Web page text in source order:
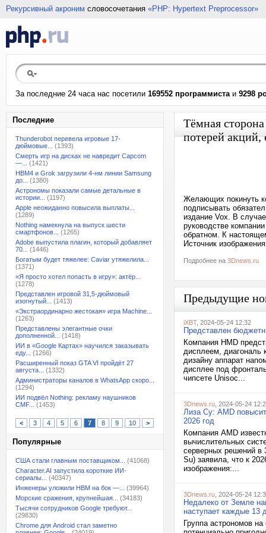
Рекурсивный акроним словосочетания «PHP: Hypertext Preprocessor»
За последние 24 часа нас посетили 169552 программистаи 9298
Последние
Thunderobot перевела игровые 17-
дюймовые...
(1393)
Смерть игр на дисках не навредит Capcom
—...
(1421)
HBM4 и Grok загрузили 4-нм линии Samsung
до...
(1380)
Астрономы показали самые детальные в
истории...
(1197)
Apple неожиданно повысила выплаты...
(1289)
Nothing намекнула на выпуск шести
смартфонов...
(1265)
Adobe выпустила плагин, который добавляет
70...
(1446)
Богатым будет тяжелее: Caviar утяжелила...
(1371)
«Я просто хотел попасть в игру»: актёр...
(1278)
Представлен игровой 31,5-дюймовый
изогнутый...
(1413)
«Экстраординарно жестокая» игра Machine...
(1263)
Представлены элегантные очки
дополненной...
(1418)
ИИ в «Google Картах» научился заказывать
еду...
(1266)
Расширенный показ GTA VI пройдёт 27
августа...
(1332)
Администраторы каналов в WhatsApp скоро...
(1294)
ИИ подвёл Nothing: рекламу наушников
CMF...
(1453)
< 3 4 5 6 7 8 9 10 >
Популярные
США стали главным поставщиком...
(41068)
Character.AI запустила короткие ИИ-
сериалы...
(40347)
Инженеры уложили HBM на бок —...
(39964)
Морские сражения, крупнейшая...
(34183)
Тысячи сотрудников Google требуют...
(29830)
Chrome для Android стал заметно
Тёмная
потерей акций,
Желающих покинуть
подписывать
издание Vox. В
руководстве
обратном. К
Источник
Подробнее на 3Dnews.ru
Предыдущие
iXBT, 2024-05-24 12:32
Представлен
Компания HMD
дисплеем, диагональ
дизайну аппарат
дисплее под
чипсете Unisoc...
3Dnews.ru , 2024-05-24
Лиза Су: AMD
2026 год
Компания AMD
вычислительных
серверных решений в
Su) заявила, что к
изображения:...
3Dnews.ru , 2024-05-24
Недалеко от Земле
наступает каждые 13
Группа астрономов